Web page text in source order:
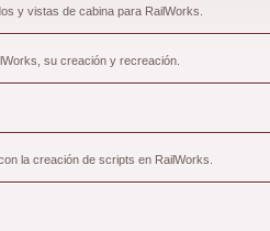
y vistas de cabina para RailWorks.
su creación y recreación.
la creación de scripts en RailWorks.